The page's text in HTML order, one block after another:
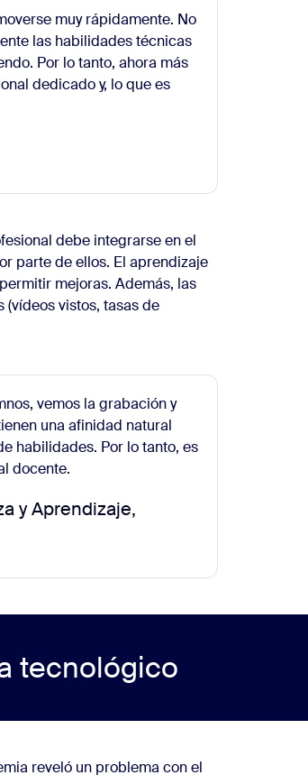
muy rápidamente. No
las habilidades técnicas
Por lo tanto, ahora más
dedicado y, lo que es
debe integrarse en el
parte de ellos. El aprendizaje
mejoras. Además, las
vistos, tasas de
vemos la grabación y
una afinidad natural
habilidades. Por lo tanto, es
docente.
y Aprendizaje,
tecnológico
reveló un problema con el